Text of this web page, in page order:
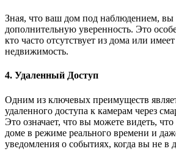
Зная, что ваш дом под наблюдением, вы
дополнительную уверенность. Это
кто часто отсутствует из дома или
недвижимость.
4. Удаленный Доступ
Одним из ключевых преимуществ
удаленного доступа к камерам через
Это означает, что вы можете видеть,
доме в режиме реального времени и
уведомления о событиях, когда вы не в